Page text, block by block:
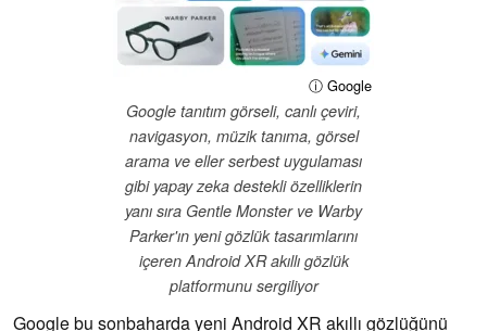
ⓘ Google
Google tanıtım görseli, canlı çeviri,
navigasyon, müzik tanıma, görsel
arama ve eller serbest uygulaması
gibi yapay zeka destekli özelliklerin
yanı sıra Gentle Monster ve Warby
Parker'ın yeni gözlük tasarımlarını
içeren Android XR akıllı gözlük
platformunu sergiliyor
Google bu sonbaharda yeni Android XR akıllı gözlüğünü